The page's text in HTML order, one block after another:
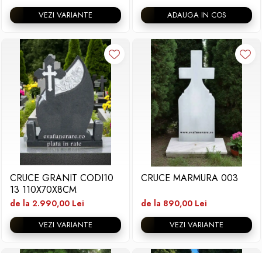
VEZI VARIANTE ADAUGA IN COS
CRUCE GRANIT CODI10
13 110X70X8CM
de la 2.990,00 Lei
VEZI VARIANTE
CRUCE MARMURA 003
de la 890,00 Lei
VEZI VARIANTE